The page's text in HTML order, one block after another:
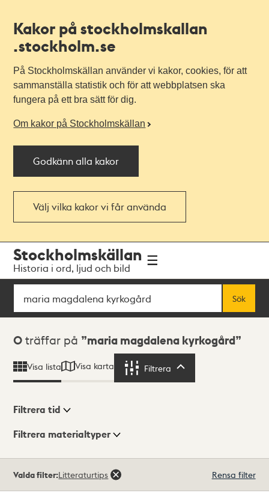
Kakor på stockholmskallan
.stockholm.se
På Stockholmskällan använder vi kakor, cookies, för att
sammanställa statistik och för att webbplatsen ska
fungera på ett bra sätt för dig.
Om kakor på Stockholmskällan
Godkänn alla kakor
Välj vilka kakor vi får använda
navigationen
huvudinnehållet
Stockholmskällan
Historia i ord, ljud och bild
Sök
Sök
Sökresultat
0 träffar på maria magdalena kyrkogård
Visa lista Visa karta Filtrera
Visningsläge
Filtrera tid
Filtrera materialtyper
träffar
Valda filter:Litteraturtips Rensa filter